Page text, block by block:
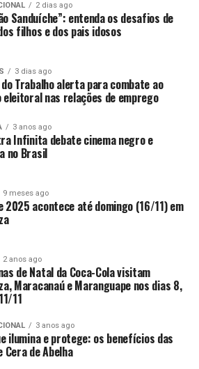
2 dias ago
Sanduíche”: entenda os desafios de
filhos e dos pais idosos
3 dias ago
Trabalho alerta para combate ao
eleitoral nas relações de emprego
3 anos ago
Infinita debate cinema negro e
no Brasil
9 meses ago
2025 acontece até domingo (16/11) em
2 anos ago
de Natal da Coca-Cola visitam
Maracanaú e Maranguape nos dias 8,
11
3 anos ago
ilumina e protege: os benefícios das
Cera de Abelha